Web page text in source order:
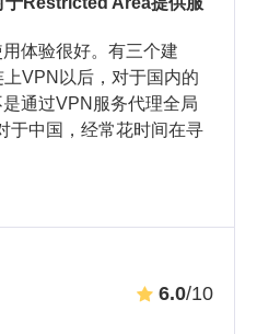
体验很好。有三个建
VPN以后，对于国内的
通过VPN服务代理全局
于中国，经常花时间在寻
6.0/10